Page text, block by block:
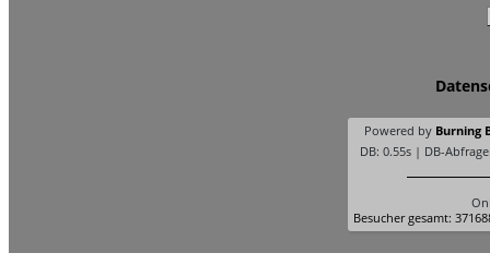
Powered by Burning
DB: 0.55s | DB-
Besucher gesamt: